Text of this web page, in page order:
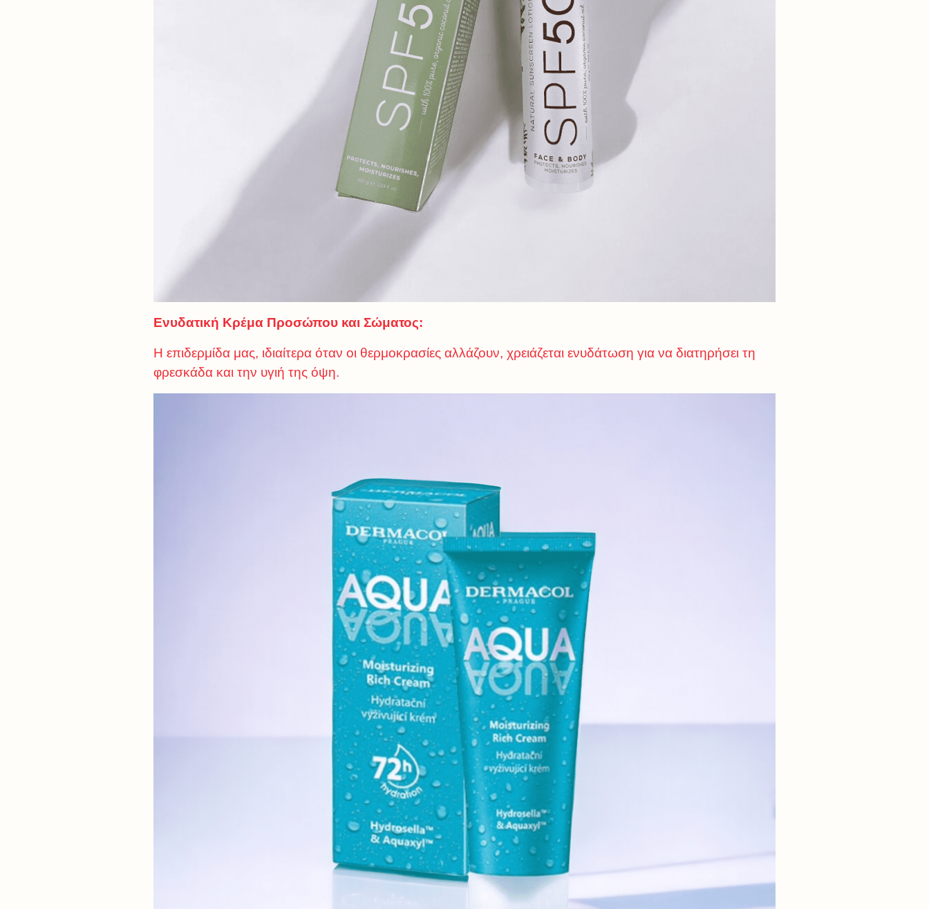
Ενυδατική Κρέμα Προσώπου και Σώματος:
Η επιδερμίδα μας, ιδιαίτερα όταν οι θερμοκρασίες αλλάζουν, χρειάζεται ενυδάτωση για να διατηρήσει τη
φρεσκάδα και την υγιή της όψη.